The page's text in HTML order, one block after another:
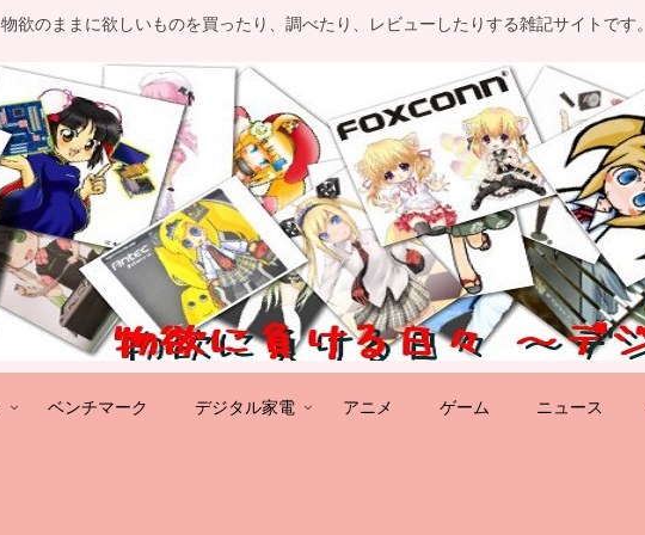
物欲のままに欲しいものを買ったり、調べたり、レビューしたりする雑記サイトです。
ベンチマーク デジタル家電 アニメ ゲーム ニュース